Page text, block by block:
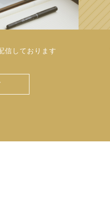
信しております